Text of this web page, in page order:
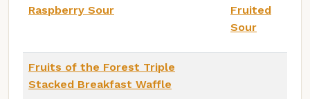
Raspberry Sour
Fruited
Sour
Fruits of the Forest Triple
Stacked Breakfast Waffle